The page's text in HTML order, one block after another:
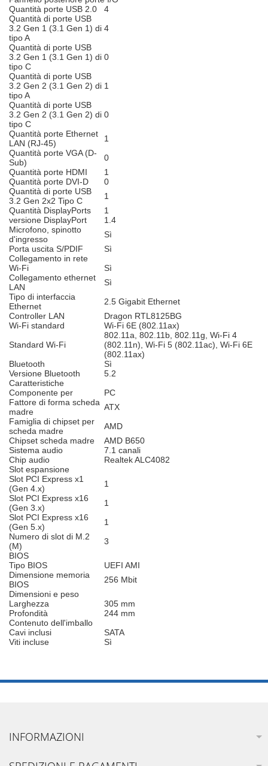
Quantità porte USB 2.0
4
Quantità di porte USB
3.2 Gen 1 (3.1 Gen 1) di
tipo A
4
Quantità di porte USB
3.2 Gen 1 (3.1 Gen 1) di
tipo C
0
Quantità di porte USB
3.2 Gen 2 (3.1 Gen 2) di
tipo A
1
Quantità di porte USB
3.2 Gen 2 (3.1 Gen 2) di
tipo C
0
Quantità porte Ethernet
LAN (RJ-45)
1
Quantità porte VGA (D-
Sub)
0
Quantità porte HDMI
1
Quantità porte DVI-D
0
Quantità di porte USB
3.2 Gen 2x2 Tipo C
1
Quantità DisplayPorts
1
versione DisplayPort
1.4
Microfono, spinotto
d'ingresso
Sì
Porta uscita S/PDIF
Sì
Collegamento in rete
Wi-Fi
Sì
Collegamento ethernet
LAN
Sì
Tipo di interfaccia
Ethernet
2.5 Gigabit Ethernet
Controller LAN
Dragon RTL8125BG
Wi-Fi standard
Wi-Fi 6E (802.11ax)
Standard Wi-Fi
802.11a, 802.11b, 802.11g, Wi-Fi 4
(802.11n), Wi-Fi 5 (802.11ac), Wi-Fi 6E
(802.11ax)
Bluetooth
Sì
Versione Bluetooth
5.2
Caratteristiche
Componente per
PC
Fattore di forma scheda
madre
ATX
Famiglia di chipset per
scheda madre
AMD
Chipset scheda madre
AMD B650
Sistema audio
7.1 canali
Chip audio
Realtek ALC4082
Slot espansione
Slot PCI Express x1
(Gen 4.x)
1
Slot PCI Express x16
(Gen 3.x)
1
Slot PCI Express x16
(Gen 5.x)
1
Numero di slot di M.2
(M)
3
BIOS
Tipo BIOS
UEFI AMI
Dimensione memoria
BIOS
256 Mbit
Dimensioni e peso
Larghezza
305 mm
Profondità
244 mm
Contenuto dell'imballo
Cavi inclusi
SATA
Viti incluse
Sì
INFORMAZIONI